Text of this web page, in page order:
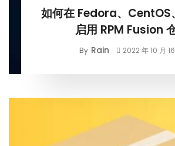
如何在 Fedora、CentOS
启用 RPM Fusion
By Rain 2022 年 10 月